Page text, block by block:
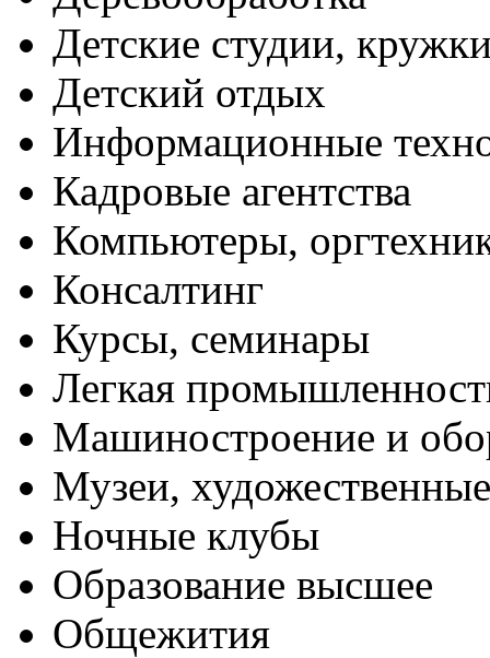
Детские студии,
Детский отдых
Информационные
Кадровые агентства
Компьютеры,
Консалтинг
Курсы, семинары
Легкая
Машиностроение и
Музеи,
Ночные клубы
Образование высшее
Общежития